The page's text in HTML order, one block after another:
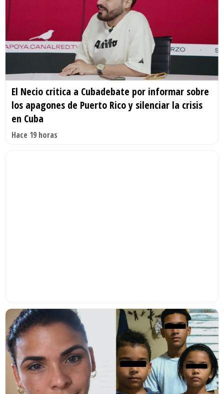
El Necio critica a Cubadebate por informar sobre
los apagones de Puerto Rico y silenciar la crisis
en Cuba
Hace 19 horas